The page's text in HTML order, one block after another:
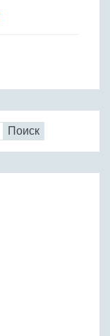
Поиск